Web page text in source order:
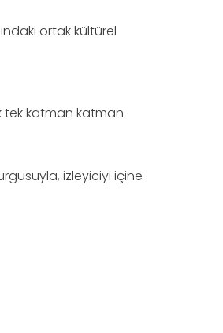
ortak kültürel
tek katman katman
izleyiciyi içine